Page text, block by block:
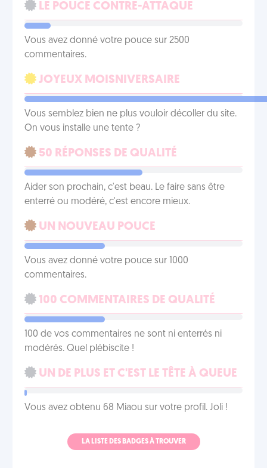
LE POUCE CONTRE-ATTAQUE
Vous avez donné votre pouce sur 2500
commentaires.
JOYEUX MOISNIVERSAIRE
Vous semblez bien ne plus vouloir décoller du site.
On vous installe une tente ?
50 RÉPONSES DE QUALITÉ
Aider son prochain, c'est beau. Le faire sans être
enterré ou modéré, c'est encore mieux.
UN NOUVEAU POUCE
Vous avez donné votre pouce sur 1000
commentaires.
100 COMMENTAIRES DE QUALITÉ
100 de vos commentaires ne sont ni enterrés ni
modérés. Quel plébiscite !
UN DE PLUS ET C'EST LE TÊTE À QUEUE
Vous avez obtenu 68 Miaou sur votre profil. Joli !
LA LISTE DES BADGES À TROUVER